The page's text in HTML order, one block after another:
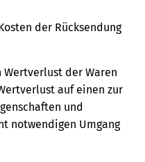
der Rücksendung
der Waren
auf einen zur
und
notwendigen Umgang